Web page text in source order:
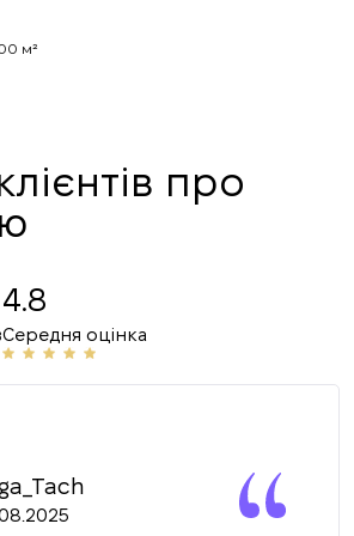
м²
про
4.8
Середня оцінка